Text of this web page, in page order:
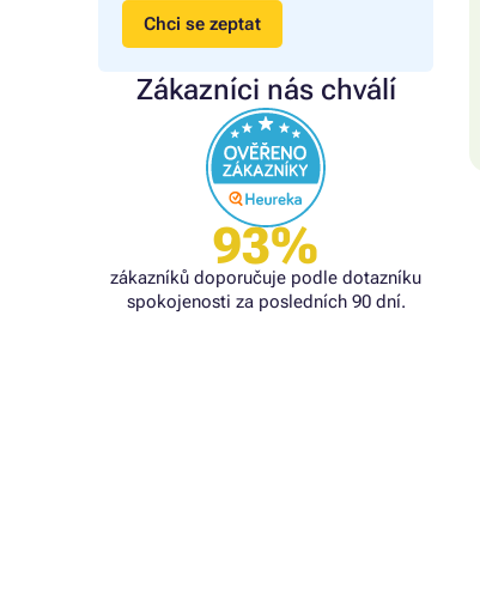
Chci se zeptat
Zákazníci nás chválí
93%
zákazníků doporučuje podle dotazníku
spokojenosti za posledních 90 dní.